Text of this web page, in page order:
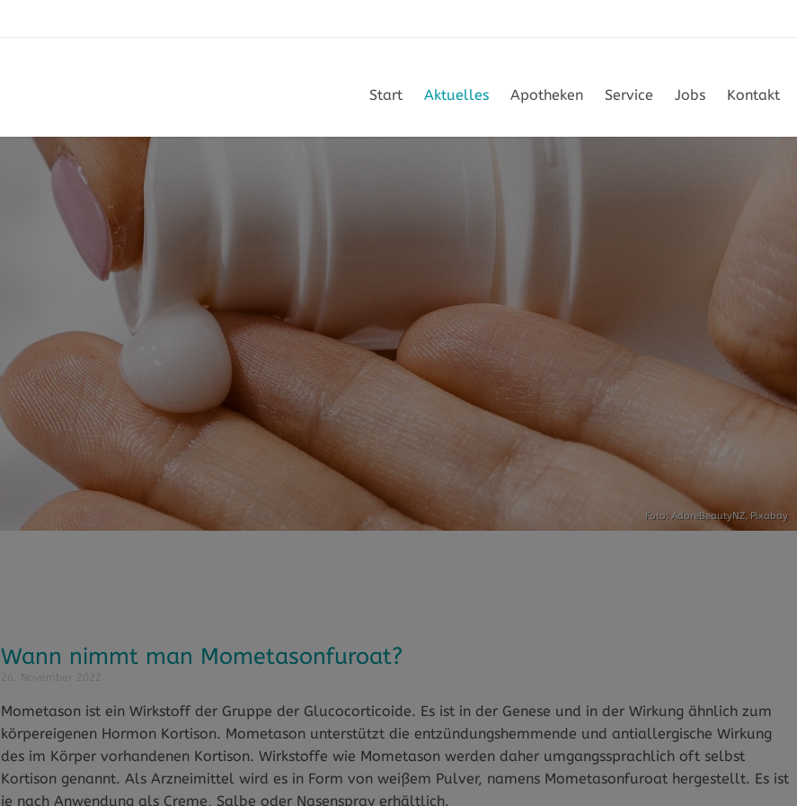
Start Aktuelles Apotheken Service Jobs Kontakt
Foto: AdoreBeautyNZ, Pixabay
Wann nimmt man Mometasonfuroat?
Mometason ist ein Wirkstoff der Gruppe der Glucocorticoide. Es ist in der Genese und in der Wirkung ähnlich zum
körpereigenen Hormon Kortison. Mometason unterstützt die entzündungshemmende und antiallergische Wirkung
des im Körper vorhandenen Kortison. Wirkstoffe wie Mometason werden daher umgangssprachlich oft selbst
Kortison genannt. Als Arzneimittel wird es in Form von weißem Pulver, namens Mometasonfuroat hergestellt. Es ist
je nach Anwendung als Creme, Salbe oder Nasenspray erhältlich.